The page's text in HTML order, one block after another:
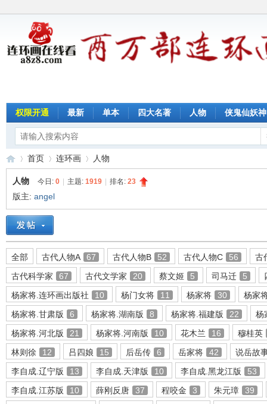
权限开通 最新 单本 四大名著 人物 侠鬼仙妖神
连
环
»
首页
›
连环画
›
人物
人物 今日: 0 主题: 1919 排名: 23
版主: angel
全部 古代人物A 67 古代人物B 52 古代人物C 56
古
古代科学家
67 古代文学家 20 蔡文姬 5 司马迁 5
杨家将.连环画出版社
10 杨门女将 11 杨家将 30
杨家
杨家将.甘肃版
6 杨家将.湖南版 8 杨家将.福建版 22
杨
杨家将.河北版
21 杨家将.河南版 10 花木兰 16
穆桂英
林则徐
12 吕四娘 15 后岳传 6 岳家将 42
说岳故
李自成.辽宁版
13 李自成.天津版 10 李自成.黑龙江版
53
李自成.江苏版
10 薛刚反唐 37 程咬金 3 朱元璋
39